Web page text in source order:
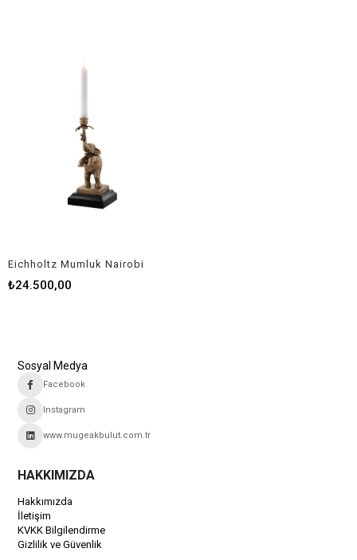
Eichholtz Mumluk Nairobi
₺24.500,00
Sosyal Medya
Facebook
Instagram
www.mugeakbulut.com.tr
HAKKIMIZDA
Hakkımızda
İletişim
KVKK Bilgilendirme
Gizlilik ve Güvenlik